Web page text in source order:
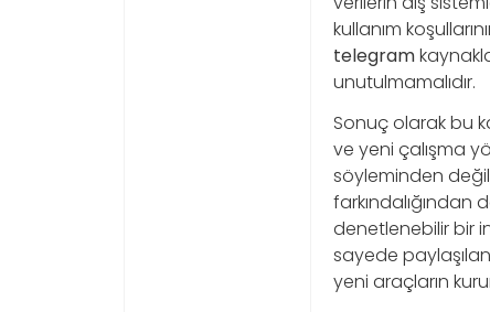
kullanım
telegram
unutulmamalıdır.
Sonuç olarak bu
ve yeni çalışma
söyleminden
farkındalığından
denetlenebilir bir
sayede
yeni araçların